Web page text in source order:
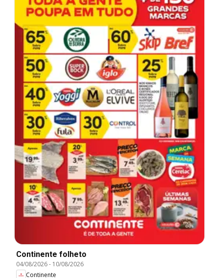
Continente folheto
04/08/2026- 10/08/2026
Continente